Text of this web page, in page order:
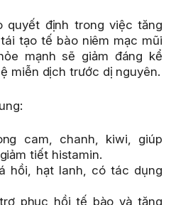
quyết định trong việc tăng
tạo tế bào niêm mạc mũi
mạnh sẽ giảm đáng kể
miễn dịch trước dị nguyên.
cam, chanh, kiwi, giúp
tiết histamin.
hồi, hạt lanh, có tác dụng
phục hồi tế bào và tăng